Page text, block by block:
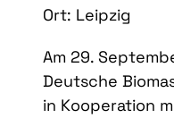
Ort: Leipzig
Am 29.
Deutsche
in Kooperation